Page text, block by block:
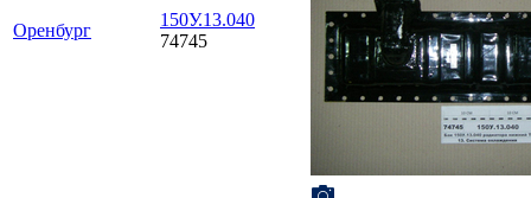
Оренбург
150У.13.040
74745